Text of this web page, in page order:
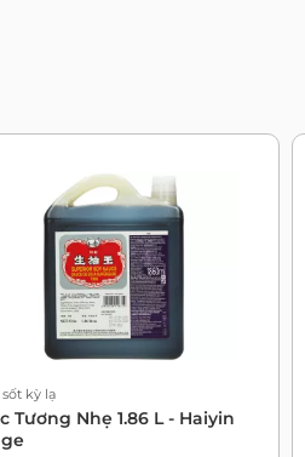
kỳ lạ
Tương Nhẹ 1.86 L - Haiyin